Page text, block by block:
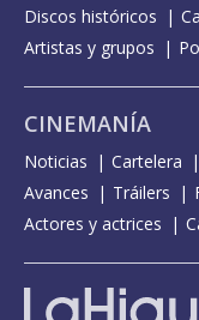
Discos históricos
Artistas y grupos
CINEMANÍA
Noticias Cartelera
Avances
Tráilers
Actores y actrices